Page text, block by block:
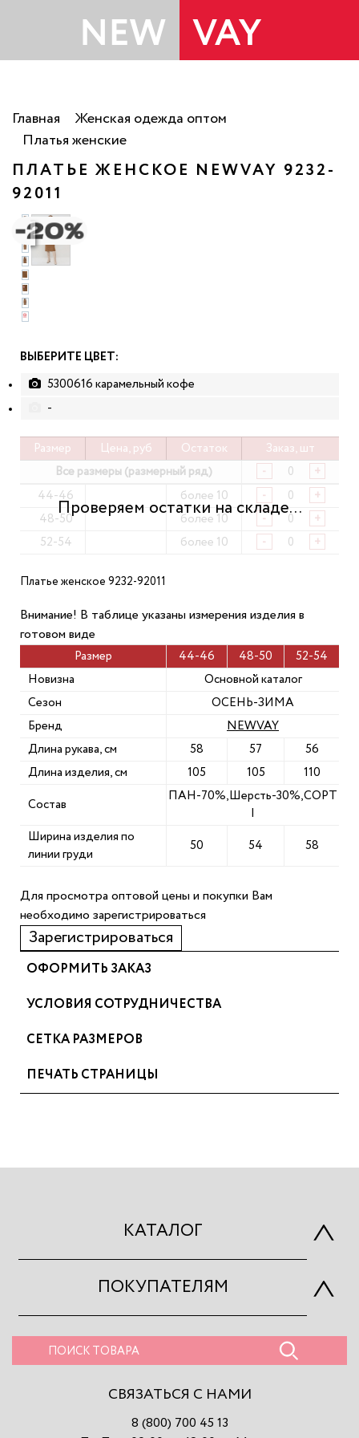
Главная
Женская одежда оптом
Платья женские
ПЛАТЬЕ ЖЕНСКОЕ NEWVAY 9232-
92011
Для просмотра оптовой цены и покупки Вам
необходимо зарегистрироваться
Зарегистрироваться
ВЫБЕРИТЕ ЦВЕТ:
5300616 карамельный кофе
-
Размер Цена, руб Остаток
Заказ, шт
Все размеры (размерный ряд)
- +
44-46 более 10 - +
48-50 более 10 - +
52-54 более 10 - +
Платье женское 9232-92011
Внимание! В таблице указаны измерения изделия в
готовом виде
Размер 44-46 48-50
52-54
Новизна
Основной каталог
Сезон
ОСЕНЬ-ЗИМА
Бренд
NEWVAY
Длина рукава, см
58 57
56
Длина изделия, см
105 105 110
Состав
ПАН-70%,Шерсть-30%,СОРТ
Ширина изделия по
линии груди
50 54 58
ОФОРМИТЬ ЗАКАЗ
УСЛОВИЯ СОТРУДНИЧЕСТВА
СЕТКА РАЗМЕРОВ
ПЕЧАТЬ СТРАНИЦЫ
КАТАЛОГ
ПОКУПАТЕЛЯМ
СВЯЗАТЬСЯ С НАМИ
8 (800) 700 45 13